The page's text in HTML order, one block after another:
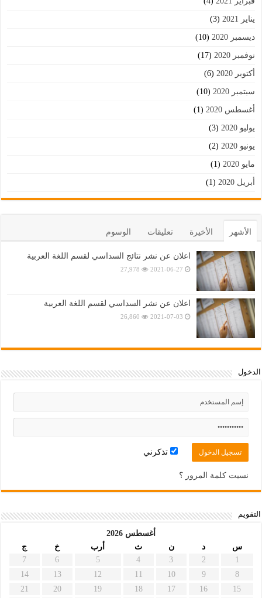
يناير 2021 (3)
ديسمبر 2020 (10)
نوفمبر 2020 (17)
أكتوبر 2020 (6)
سبتمبر 2020 (10)
أغسطس 2020 (1)
يوليو 2020 (3)
يونيو 2020 (2)
مايو 2020 (1)
أبريل 2020 (1)
الأشهر الأخيرة تعليقات الوسوم
اعلان عن نشر نتائج السداسي لقسم اللغة العربية
2021-06-27
27,978
اعلان عن نشر السداسي لقسم اللغة العربية
2021-07-03
26,860
الدخول
تذكرني
نسيت كلمة المرور ؟
التقويم
أغسطس 2026
س
د ن ث أرب خ
ج
1
2
3
4
5
6
7
8
9
10
11
12
13
14
15
16
17
18
19
20
21